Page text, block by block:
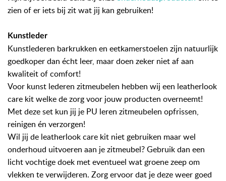
zien of er iets bij zit wat jij kan gebruiken!
Kunstleder
Kunstlederen barkrukken en eetkamerstoelen zijn natuurlijk
goedkoper dan écht leer, maar doen zeker niet af aan
kwaliteit of comfort!
Voor kunst lederen zitmeubelen hebben wij een leatherlook
care kit welke de zorg voor jouw producten overneemt!
Met deze set kun jij je PU leren zitmeubelen opfrissen,
reinigen én verzorgen!
Wil jij de leatherlook care kit niet gebruiken maar wel
onderhoud uitvoeren aan je zitmeubel? Gebruik dan een
licht vochtige doek met eventueel wat groene zeep om
vlekken te verwijderen. Zorg ervoor dat je deze weer goed